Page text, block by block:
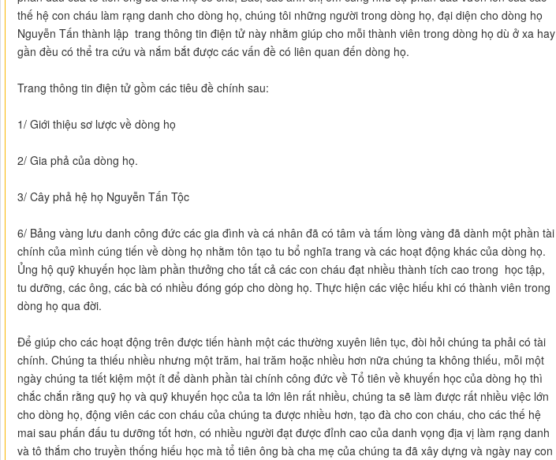
thế hệ con cháu làm rạng danh cho dòng họ, chúng tôi những người trong dòng họ, đại diện cho dòng họ
Nguyễn Tấn thành lập trang thông tin điện tử này nhằm giúp cho mỗi thành viên trong dòng họ dù ở xa hay
gần đều có thể tra cứu và nắm bắt được các vấn đề có liên quan đến dòng họ.
Trang thông tin điện tử gồm các tiêu đề chính sau:
1/ Giới thiệu sơ lược về dòng họ
2/ Gia phả của dòng họ.
3/ Cây phả hệ họ Nguyễn Tấn Tộc
6/ Bảng vàng lưu danh công đức các gia đình và cá nhân đã có tâm và tấm lòng vàng đã dành một phần tài
chính của mình cúng tiến về dòng họ nhằm tôn tạo tu bổ nghĩa trang và các hoạt động khác của dòng họ.
Ủng hộ quỹ khuyến học làm phần thưởng cho tất cả các con cháu đạt nhiều thành tích cao trong học tập,
tu dưỡng, các ông, các bà có nhiều đóng góp cho dòng họ. Thực hiện các việc hiếu khi có thành viên trong
dòng họ qua đời.
Để giúp cho các hoạt động trên được tiến hành một các thường xuyên liên tục, đòi hỏi chúng ta phải có tài
chính. Chúng ta thiếu nhiều nhưng một trăm, hai trăm hoặc nhiều hơn nữa chúng ta không thiếu, mỗi một
ngày chúng ta tiết kiệm một ít để dành phần tài chính công đức về Tổ tiên về khuyến học của dòng họ thì
chắc chắn rằng quỹ họ và quỹ khuyến học của ta lớn lên rất nhiều, chúng ta sẽ làm được rất nhiều việc lớn
cho dòng họ, động viên các con cháu của chúng ta được nhiều hơn, tạo đà cho con cháu, cho các thế hệ
mai sau phấn đấu tu dưỡng tốt hơn, có nhiều người đạt được đỉnh cao của danh vọng địa vị làm rạng danh
và tô thắm cho truyền thống hiếu học mà tổ tiên ông bà cha mẹ của chúng ta đã xây dựng và ngày nay con